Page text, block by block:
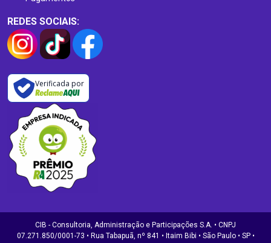
REDES SOCIAIS:
Verificada por
CIB - Consultoria, Administração e Participações S.A. • CNPJ
07.271.850/0001-73 • Rua Tabapuã, nº 841 • Itaim Bibi • São Paulo • SP •